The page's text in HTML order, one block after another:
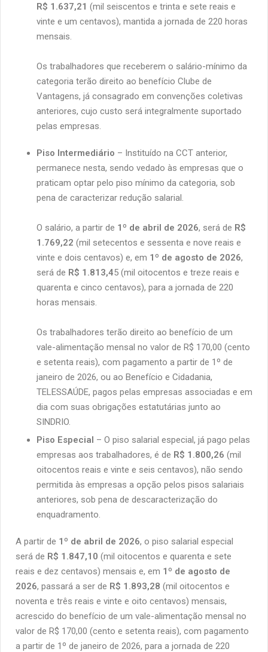
R$ 1.637,21 (mil seiscentos e trinta e sete reais e
vinte e um centavos), mantida a jornada de 220 horas
mensais.
Os trabalhadores que receberem o salário-mínimo da
categoria terão direito ao benefício Clube de
Vantagens, já consagrado em convenções coletivas
anteriores, cujo custo será integralmente suportado
pelas empresas.
Piso Intermediário – Instituído na CCT anterior,
permanece nesta, sendo vedado às empresas que o
praticam optar pelo piso mínimo da categoria, sob
pena de caracterizar redução salarial.
O salário, a partir de 1º de abril de 2026, será de R$
1.769,22 (mil setecentos e sessenta e nove reais e
vinte e dois centavos) e, em 1º de agosto de 2026,
será de R$ 1.813,45 (mil oitocentos e treze reais e
quarenta e cinco centavos), para a jornada de 220
horas mensais.
Os trabalhadores terão direito ao benefício de um
vale-alimentação mensal no valor de R$ 170,00 (cento
e setenta reais), com pagamento a partir de 1º de
janeiro de 2026, ou ao Benefício e Cidadania,
TELESSAÚDE, pagos pelas empresas associadas e em
dia com suas obrigações estatutárias junto ao
SINDRIO.
Piso Especial – O piso salarial especial, já pago pelas
empresas aos trabalhadores, é de R$ 1.800,26 (mil
oitocentos reais e vinte e seis centavos), não sendo
permitida às empresas a opção pelos pisos salariais
anteriores, sob pena de descaracterização do
enquadramento.
A partir de 1º de abril de 2026, o piso salarial especial
será de R$ 1.847,10 (mil oitocentos e quarenta e sete
reais e dez centavos) mensais e, em 1º de agosto de
2026, passará a ser de R$ 1.893,28 (mil oitocentos e
noventa e três reais e vinte e oito centavos) mensais,
acrescido do benefício de um vale-alimentação mensal no
valor de R$ 170,00 (cento e setenta reais), com pagamento
a partir de 1º de janeiro de 2026, para a jornada de 220